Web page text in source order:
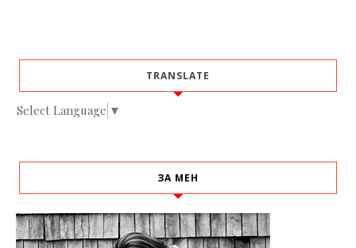
TRANSLATE
Select Language ▼
ЗА МЕН